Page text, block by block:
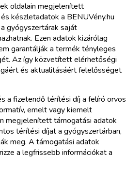
oldalain megjelenített
készletadatok a BENUVény.hu
gyógyszertárak saját
Ezen adatok kizárólag
garantálják a termék tényleges
Az így közvetített elérhetőségi
és aktualitásáért felelősséget
a fizetendő térítési díj a felíró orvos
emelt vagy kiemelt
megjelenített támogatási adatok
térítési díjat a gyógyszertárban,
meg. A támogatási adatok
a legfrissebb információkat a